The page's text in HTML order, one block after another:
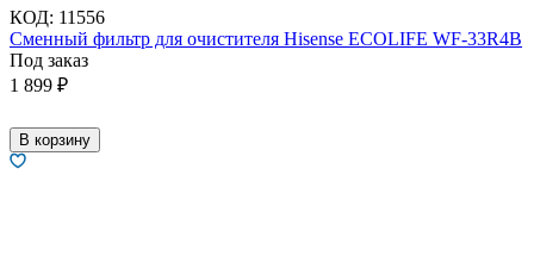
КОД: 11556
Сменный фильтр для очистителя Hisense ECOLIFE WF-33R4B
Под заказ
1 899 ₽
В корзину